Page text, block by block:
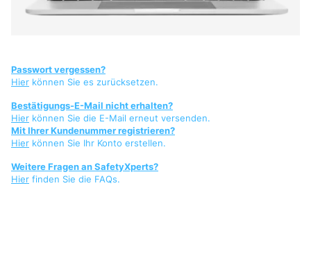
Passwort vergessen?
Hier können Sie es zurücksetzen.
Bestätigungs-E-Mail nicht erhalten?
Hier können Sie die E-Mail erneut versenden.
Mit Ihrer Kundenummer registrieren?
Hier können Sie Ihr Konto erstellen.
Weitere Fragen an SafetyXperts?
Hier finden Sie die FAQs.